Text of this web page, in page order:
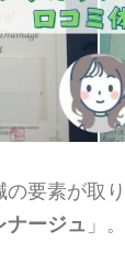
要素が取
ナージュ 」。